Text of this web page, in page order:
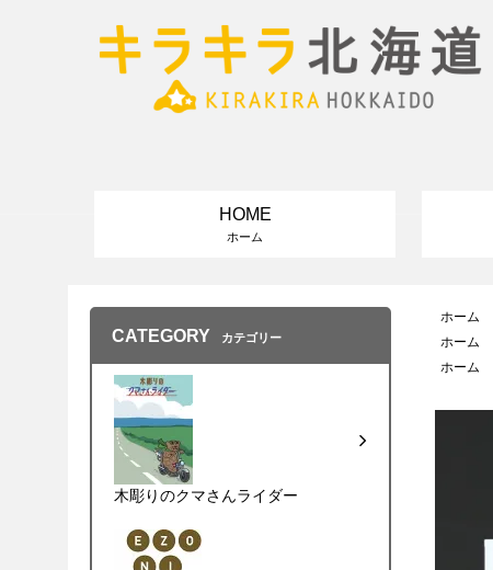
HOME
ホーム
ホーム
ホーム
ホーム
CATEGORY カテゴリー
木彫りのクマさんライダー